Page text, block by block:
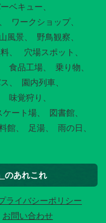
ベキュー
ワークショップ
風景
野鳥観察
穴場スポット
食品工場
乗り物
園内列車
味覚狩り
ケート場
図書館
館 足湯
雨の日
のあれこれ
ライバシーポリシー
お問い合わせ